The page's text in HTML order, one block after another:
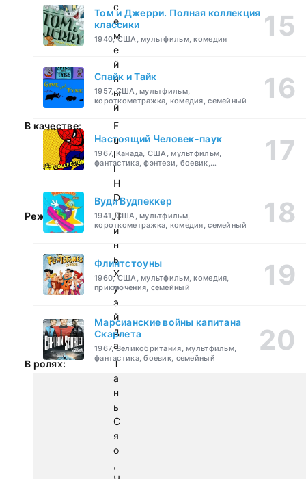
с
е
м
е
й
н
ы
й
В качестве:
F
u
l
l
H
D
Режиссер:
Л
и
н
ь
Х
у
э
й
д
а
В ролях:
Т
а
н
ь
С
я
о
,
Том и Джерри. Полная коллекция
классики
1940, США, мультфильм, комедия
Спайк и Тайк
1957, США, мультфильм,
короткометражка, комедия, семейный
Настоящий Человек-паук
1967, Канада, США, мультфильм,
фантастика, фэнтези, боевик,
приключения, семейный
Вуди Вудпеккер
1941, США, мультфильм,
короткометражка, комедия, семейный
Флинтстоуны
1960, США, мультфильм, комедия,
приключения, семейный
Марсианские войны капитана
Скарлета
1967, Великобритания, мультфильм,
фантастика, боевик, семейный